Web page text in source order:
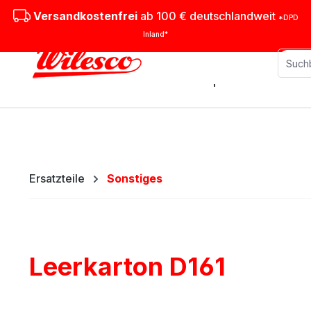
Hauptinhalt springen
Zur Suche springen
Zur Hauptnavigation springen
Versandkostenfreiab 100 € deutschlandweit *DPD
Inland*
Stationäre Dampfmaschinen
Ersatzteile Sonstiges
Leerkarton D161